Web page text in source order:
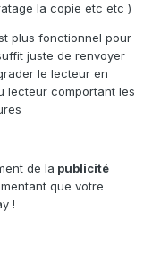
la copie etc etc )
plus fonctionnel pour
juste de renvoyer
le lecteur en
lecteur comportant les
de la publicité
que votre
!